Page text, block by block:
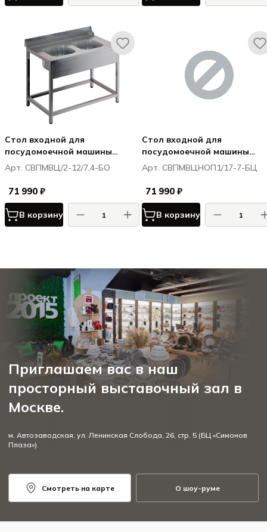
Стол входной для
посудомоечной машины
RESTOINOX СВПМВЦ/2-12/7,4-
БО
Арт. СВПМВЦ/2-12/7,4-БО
71 990 ₽
В корзину
Стол входной для
посудомоечной машины
RESTOINOX СВПМВЦНОП1/
7-БЦ
Арт. СВПМВЦНОП1/17-7-БЦ
71 990 ₽
В корзину
Приглашаем вас в наш
просторный выставочный зал в
Москве.
м. Автозаводская, ул. Ленинская Слобода, 26, стр. 5 (БЦ «Симонов
Плаза»)
Смотреть на карте О шоу-руме